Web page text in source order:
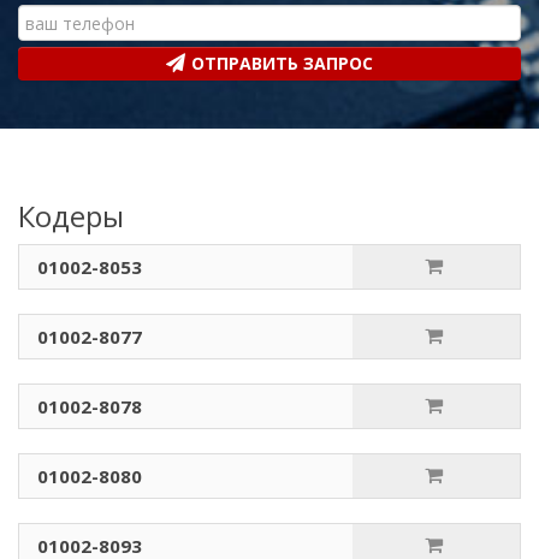
ОТПРАВИТЬ ЗАПРОС
Кодеры
01002-8053
01002-8077
01002-8078
01002-8080
01002-8093